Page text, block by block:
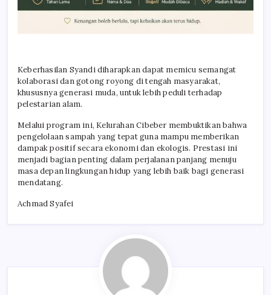
Keberhasilan Syandi diharapkan dapat memicu semangat
kolaborasi dan gotong royong di tengah masyarakat,
khususnya generasi muda, untuk lebih peduli terhadap
pelestarian alam.
Melalui program ini, Kelurahan Cibeber membuktikan bahwa
pengelolaan sampah yang tepat guna mampu memberikan
dampak positif secara ekonomi dan ekologis. Prestasi ini
menjadi bagian penting dalam perjalanan panjang menuju
masa depan lingkungan hidup yang lebih baik bagi generasi
mendatang.
Achmad Syafei